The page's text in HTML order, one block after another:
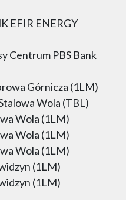
EFIR ENERGY
Centrum PBS Bank
Górnicza (1LM)
Wola (TBL)
Wola (1LM)
Wola (1LM)
Wola (1LM)
(1LM)
(1LM)